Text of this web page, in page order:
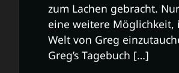
zum Lachen gebracht.
eine weitere Möglichkeit,
Welt von Greg
Greg’s Tagebuch […]